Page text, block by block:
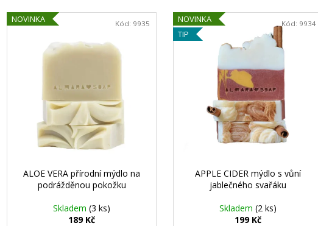
n
V
ýNOVINKA
ALOE VERA přírodní mýdlo na
podrážděnou pokožku
Skladem(3 ks)
189 Kč
Kód: 9935
NOVINKA
TIP
APPLE CIDER mýdlo s vůní
jablečného svařáku
Skladem (2 ks)
199 Kč
Kód: 9934